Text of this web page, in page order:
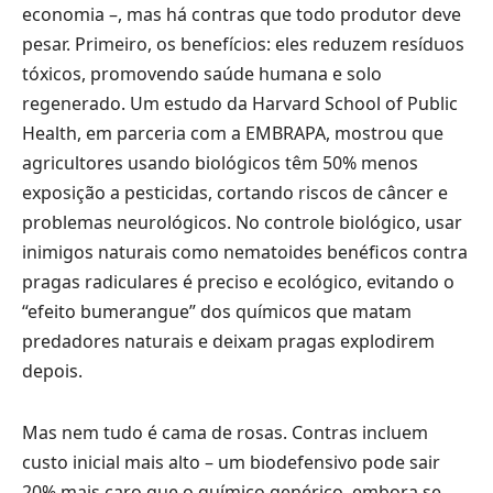
economia –, mas há contras que todo produtor deve
pesar. Primeiro, os benefícios: eles reduzem resíduos
tóxicos, promovendo saúde humana e solo
regenerado. Um estudo da Harvard School of Public
Health, em parceria com a EMBRAPA, mostrou que
agricultores usando biológicos têm 50% menos
exposição a pesticidas, cortando riscos de câncer e
problemas neurológicos. No controle biológico, usar
inimigos naturais como nematoides benéficos contra
pragas radiculares é preciso e ecológico, evitando o
“efeito bumerangue” dos químicos que matam
predadores naturais e deixam pragas explodirem
depois.
Mas nem tudo é cama de rosas. Contras incluem
custo inicial mais alto – um biodefensivo pode sair